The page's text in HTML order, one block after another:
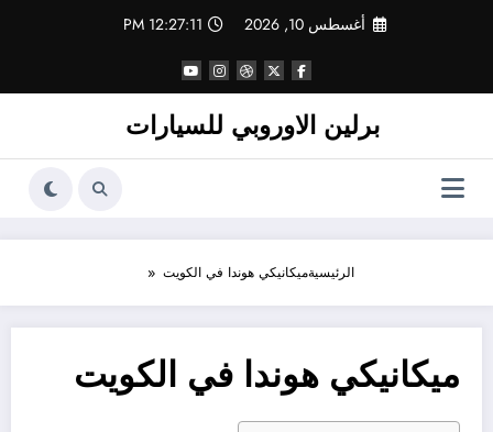
أغسطس 10, 2026 12:27:11 PM
برلين الاوروبي للسيارات
الرئيسيةميكانيكي هوندا في الكويت
ميكانيكي هوندا في الكويت